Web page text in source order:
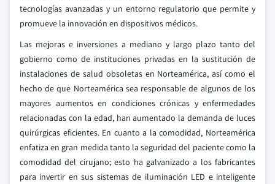
tecnologías avanzadas y un entorno regulatorio que permite y
promueve la innovación en dispositivos médicos.
Las mejoras e inversiones a mediano y largo plazo tanto del
gobierno como de instituciones privadas en la sustitución de
instalaciones de salud obsoletas en Norteamérica, así como el
hecho de que Norteamérica sea responsable de algunos de los
mayores aumentos en condiciones crónicas y enfermedades
relacionadas con la edad, han aumentado la demanda de luces
quirúrgicas eficientes. En cuanto a la comodidad, Norteamérica
enfatiza en gran medida tanto la seguridad del paciente como la
comodidad del cirujano; esto ha galvanizado a los fabricantes
para invertir en sus sistemas de iluminación LED e inteligente